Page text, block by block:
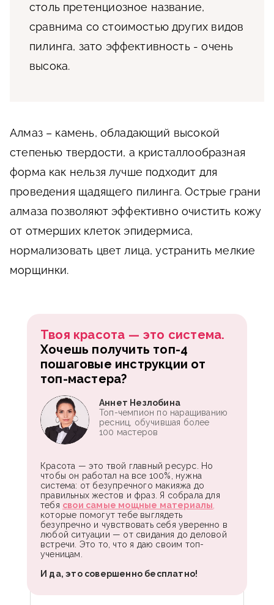
столь претенциозное название,
сравнима со стоимостью других видов
пилинга, зато эффективность - очень
высока.
Алмаз – камень, обладающий высокой
степенью твердости, а кристаллообразная
форма как нельзя лучше подходит для
проведения щадящего пилинга. Острые грани
алмаза позволяют эффективно очистить кожу
от отмерших клеток эпидермиса,
нормализовать цвет лица, устранить мелкие
морщинки.
Твоя красота — это система.
Хочешь получить топ-4
пошаговые инструкции от
топ-мастера?
Красота — это твой главный ресурс. Но
чтобы он работал на все 100%, нужна
система: от безупречного макияжа до
правильных жестов и фраз. Я собрала для
тебя свои самые мощные материалы
которые помогут тебе выглядеть
безупречно и чувствовать себя уверенно в
любой ситуации — от свидания до деловой
встречи. Это то, что я даю своим топ-
ученицам.
И да, это совершенно бесплатно!
Аннет Незлобина
Топ-чемпион по наращиванию
ресниц, обучившая более
100 мастеров